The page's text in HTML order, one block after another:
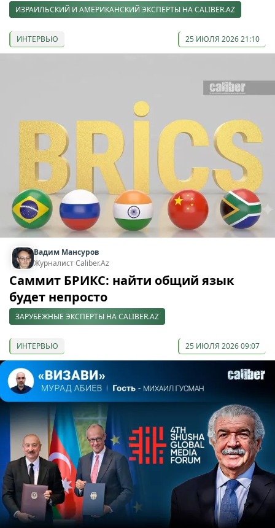
ИЗРАИЛЬСКИЙ И АМЕРИКАНСКИЙ ЭКСПЕРТЫ НА CALIBER.AZ
ИНТЕРВЬЮ 25 ИЮЛЯ 2026 21:10
Вадим Мансуров
Журналист Caliber.Az
Саммит БРИКС: найти общий язык
будет непросто
ЗАРУБЕЖНЫЕ ЭКСПЕРТЫ НА CALIBER.AZ
ИНТЕРВЬЮ 25 ИЮЛЯ 2026 09:07